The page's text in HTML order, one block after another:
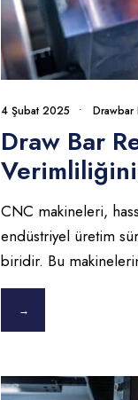
4 Şubat 2025 • Drawbar
Draw Bar
CNC makineleri,
endüstriyel üretim
biridir. Bu
→